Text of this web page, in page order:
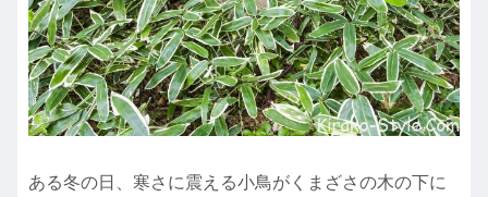
ある冬の日、寒さに震える小鳥がくまざさの木の下に